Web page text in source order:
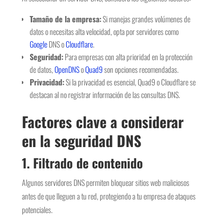
Tamaño de la empresa:Si manejas grandes volúmenes de
datos o necesitas alta velocidad, opta por servidores como
GoogleDNS oCloudflare.
Seguridad:Para empresas con alta prioridad en la protección
de datos,OpenDNSoQuad9son opciones recomendadas.
Privacidad:Si la privacidad es esencial, Quad9 o Cloudflare se
destacan al no registrar información de las consultas DNS.
Factores clave a considerar
en la seguridad DNS
1. Filtrado de contenido
Algunos servidores DNS permiten bloquear sitios web maliciosos
antes de que lleguen a tu red, protegiendo a tu empresa de ataques
potenciales.